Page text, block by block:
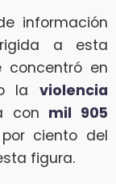
información
a esta
concentró en
la violencia
con mil 905
ciento del
figura.